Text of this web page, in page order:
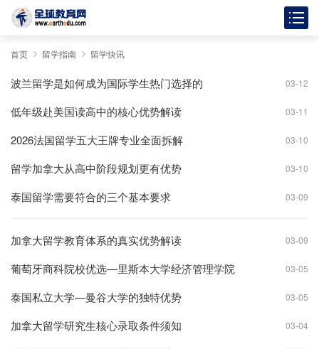
首页 留学指南 留学快讯
波兰留学是如何成为国际学生热门选择的 03-12
低年级赴美国读高中的核心优势解读 03-11
2026法国留学五大王牌专业全面拆解 03-10
留学加拿大从高中阶段规划更有优势 03-10
泰国留学需要符合的三个基本要求 03-09
加拿大留学教育体系的真实优势解读 03-09
葡萄牙商科院校优选—里斯本大学经济管理学院 03-05
泰国私立大学—曼谷大学的独特优势 03-05
加拿大留学研究生核心录取条件须知 03-04